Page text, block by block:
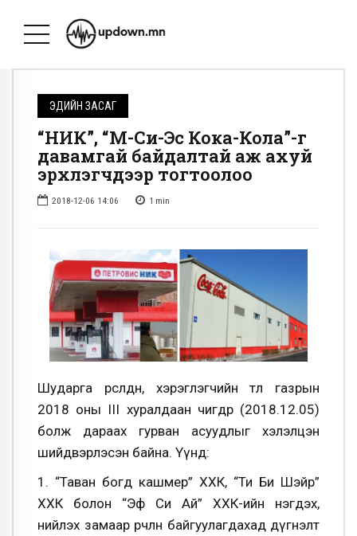
ЭДИЙН ЗАСАГ
“НИК”, “M-Си-Эс Кока-Кола”-г
давамгай байдалтай аж ахуй
эрхлэгчдээр тогтоолоо
2018-12-06 14:06 1 min
Шударга өрсөлдөөн, хэрэглэгчийн төлөө газрын
2018 оны III хуралдаан өчигдөр (2018.12.05)
болж дараах гурван асуудлыг хэлэлцэн
шийдвэрлэсэн байна. Үүнд:
1. “Таван богд кашмер” ХХК, “Ти Би Шэйр”
ХХК болон “Эф Си Ай” ХХК-ийн нэгдэх,
нийлэх замаар өөрчлөн байгуулагдахад дүгнэлт